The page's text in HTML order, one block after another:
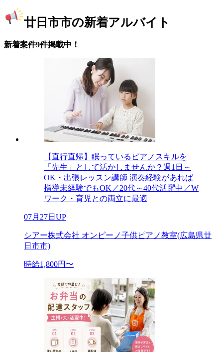
廿日市市の新着アルバイト
新着案件9件掲載中！
【直行直帰】眠っているピアノスキルを
「先生」として活かしませんか？週1日～
OK・出張レッスン講師 演奏経験があれば
指導未経験でもOK／20代～40代活躍中／W
ワーク・育児との両立に最適
07月27日UP
シアー株式会社 オンピーノ子供ピアノ教室(広島県廿
日市市)
時給1,800円〜